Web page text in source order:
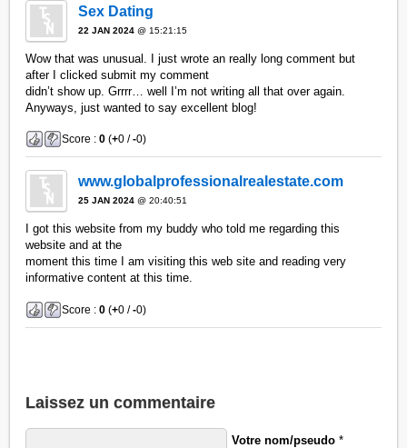
Sex Dating
22 JAN 2024 @ 15:21:15
Wow that was unusual. I just wrote an really long comment but
after I clicked submit my comment
didn’t show up. Grrrr… well I’m not writing all that over again.
Anyways, just wanted to say excellent blog!
Score :0 (+0 /-0)
www.globalprofessionalrealestate.com
25 JAN 2024 @ 20:40:51
I got this website from my buddy who told me regarding this
website and at the
moment this time I am visiting this web site and reading very
informative content at this time.
Score :0 (+0 /-0)
Laissez un commentaire
Votre nom/pseudo *